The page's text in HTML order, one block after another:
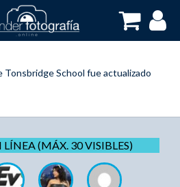
Tonsbridge School fue actualizado
LÍNEA (MÁX. 30 VISIBLES)